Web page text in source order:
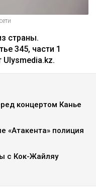
страны.
345, части 1
Ulysmedia.kz.
концертом Канье
«Атакента» полиция
с Кок-Жайляу